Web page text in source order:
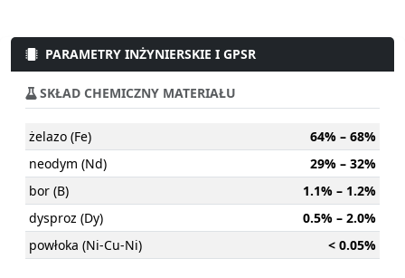
PARAMETRY INŻYNIERSKIE I GPSR
SKŁAD CHEMICZNY MATERIAŁU
żelazo (Fe)
64% – 68%
neodym (Nd)
29% – 32%
bor (B)
1.1% – 1.2%
dysproz (Dy)
0.5% – 2.0%
powłoka (Ni-Cu-Ni)
< 0.05%